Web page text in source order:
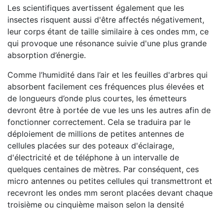
Les scientifiques avertissent également que les
insectes risquent aussi d'être affectés négativement,
leur corps étant de taille similaire à ces ondes mm, ce
qui provoque une résonance suivie d'une plus grande
absorption d’énergie.
Comme l’humidité dans l’air et les feuilles d'arbres qui
absorbent facilement ces fréquences plus élevées et
de longueurs d’onde plus courtes, les émetteurs
devront être à portée de vue les uns les autres afin de
fonctionner correctement. Cela se traduira par le
déploiement de millions de petites antennes de
cellules placées sur des poteaux d'éclairage,
d'électricité et de téléphone à un intervalle de
quelques centaines de mètres. Par conséquent, ces
micro antennes ou petites cellules qui transmettront et
recevront les ondes mm seront placées devant chaque
troisième ou cinquième maison selon la densité